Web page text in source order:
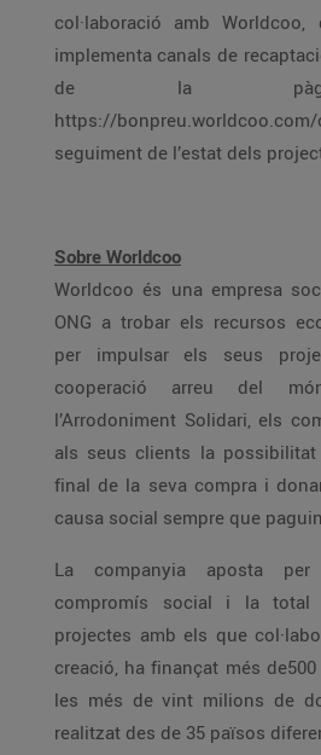
col·laboració amb
implementa canals de recaptació solidària. A través
de la
https://
seguiment de l’estat dels
Sobre Worldcoo
Worldcoo és una empresa
ONG a trobar els recursos econòmics necessaris
per impulsar els seus
cooperació arreu del
l’Arrodoniment Solidari, els comerços poden oferir
als seus clients la possibilitat
final de la seva compra i
causa social sempre que
La companyia aposta
compromís social i la total
projectes amb els que col·labora. Des de la seva
creació, ha finançat més de500
les més de vint milions de
realitzat des de 35 països diferents. Worldcoo forma